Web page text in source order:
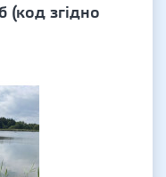
(код згідно